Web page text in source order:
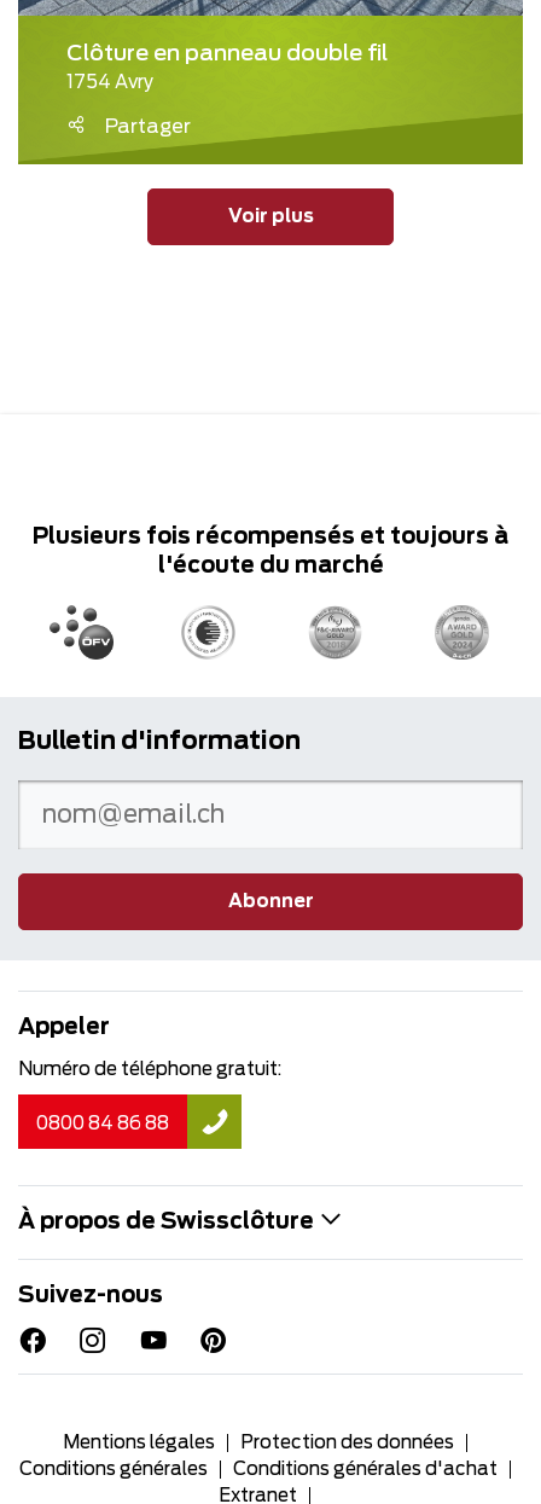
Clôture en panneau double fil
1754 Avry
Partager
Voir plus
Plusieurs fois récompensés et toujours à
l'écoute du marché
Bulletin d'information
Abonner
Appeler
Numéro de téléphone gratuit:
0800 84 86 88
À propos de Swissclôture
Suivez-nous
Mentions légales
Protection des données
Conditions générales
Conditions générales d'achat
Extranet